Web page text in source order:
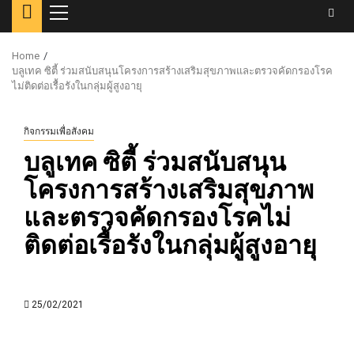
Primary
Menu
Home
บลูเทค ซิตี้ ร่วมสนับสนุนโครงการสร้างเสริมสุขภาพและตรวจคัดกรองโรค
ไม่ติดต่อเรื้อรังในกลุ่มผู้สูงอายุ
กิจกรรมเพื่อสังคม
บลูเทค ซิตี้ ร่วมสนับสนุน
โครงการสร้างเสริมสุขภาพ
และตรวจคัดกรองโรคไม่
ติดต่อเรื้อรังในกลุ่มผู้สูงอายุ
25/02/2021